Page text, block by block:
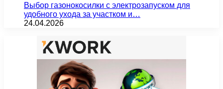
Выбор газонокосилки с электрозапуском для
удобного ухода за участком и…
24.04.2026